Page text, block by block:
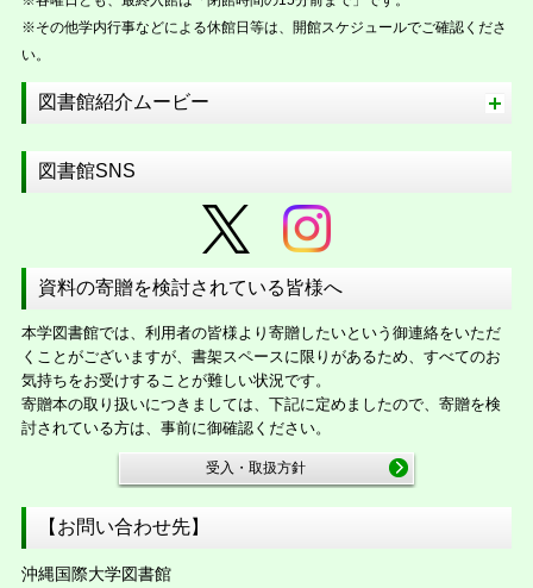
※その他学内行事などによる休館日等は、開館スケジュールでご確認くださ
い。
図書館紹介ムービー
図書館SNS
資料の寄贈を検討されている皆様へ
本学図書館では、利用者の皆様より寄贈したいという御連絡をいただ
くことがございますが、書架スペースに限りがあるため、すべてのお
気持ちをお受けすることが難しい状況です。
寄贈本の取り扱いにつきましては、下記に定めましたので、寄贈を検
討されている方は、事前に御確認ください。
受入・取扱方針
【お問い合わせ先】
沖縄国際大学図書館